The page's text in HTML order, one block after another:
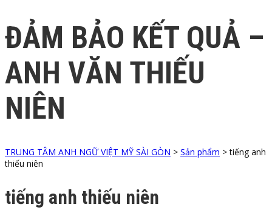
ĐẢM BẢO KẾT QUẢ –
ANH VĂN THIẾU
NIÊN
TRUNG TÂM ANH NGỮ VIỆT MỸ SÀI GÒN > Sản phẩm >tiếng anh
thiếu niên
tiếng anh thiếu niên